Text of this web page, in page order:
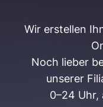
Wir erstellen
Noch lieber
unserer
0–24 Uhr,